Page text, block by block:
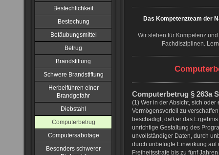
Bestechlichkeit
Bestechung
Betäubungsmittel
Betrug
Brandstiftung
Schwere Brandstiftung
Herbeiführen einer
Brandgefahr
Diebstahl
Computerbetrug
Computersabotage
Besonders schwerer
Das Kompetenzteam der
Wir stehen für Kompetenz
Fachdisziplinen.
Computerbetrug § 263a
(1) Wer in der Absicht, sich
Vermögensvorteil zu
beschädigt, daß er das
unrichtige Gestaltung des
unvollständiger Daten, durch
durch unbefugte Einwirkung auf
Freiheitsstrafe bis zu fünf